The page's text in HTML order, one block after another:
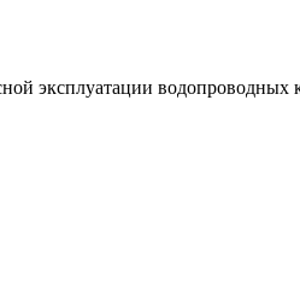
эксплуатации водопроводных